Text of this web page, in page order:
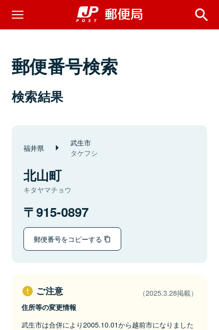
郵便番号検索
検索結果
福井県 武生市
タケフシ
北山町
キタヤマチョウ
915-0897
郵便番号をコピーする
ご注意 （2025.3.28掲載）
住所等の変更情報
武生市は合併により2005.10.01から越前市になりました